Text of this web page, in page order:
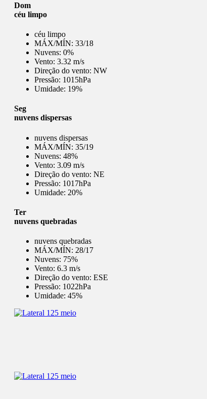
Dom
céu limpo
céu limpo
MÁX/MÍN: 33/18
Nuvens: 0%
Vento: 3.32 m/s
Direção do vento: NW
Pressão: 1015hPa
Umidade: 19%
Seg
nuvens dispersas
nuvens dispersas
MÁX/MÍN: 35/19
Nuvens: 48%
Vento: 3.09 m/s
Direção do vento: NE
Pressão: 1017hPa
Umidade: 20%
Ter
nuvens quebradas
nuvens quebradas
MÁX/MÍN: 28/17
Nuvens: 75%
Vento: 6.3 m/s
Direção do vento: ESE
Pressão: 1022hPa
Umidade: 45%